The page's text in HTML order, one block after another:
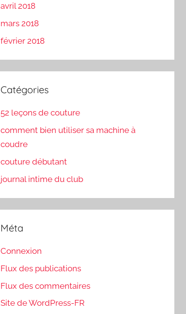
avril 2018
mars 2018
février 2018
Catégories
52 leçons de couture
comment bien utiliser sa machine à
coudre
couture débutant
journal intime du club
Méta
Connexion
Flux des publications
Flux des commentaires
Site de WordPress-FR